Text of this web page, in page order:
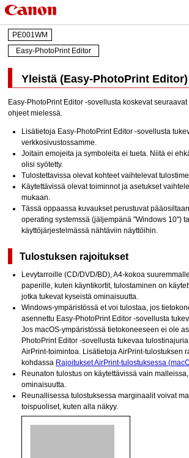
PE001WM
Easy-PhotoPrint Editor
Yleistä (Easy-PhotoPrint Editor)
Easy-PhotoPrint Editor -sovellusta koskevat
ohjeet mielessä.
Lisätietoja Easy-PhotoPrint Editor -sovellusta
verkkosivustossamme.
Joitain emojeita ja symboleita ei tueta. Niitä ei
olisi syötetty.
Tulostettavissa olevat kohteet vaihtelevat
Käytettävissä olevat toiminnot ja asetukset
mukaan.
Tässä oppaassa kuvaukset perustuvat
operating systemssä (jäljempänä "Windows 10")
käyttöjärjestelmässä nähtäviin näyttöihin.
Tulostuksen rajoitukset
Levytarroille (CD/DVD/BD), A4-kokoa
paperille, kuten käyntikortit, tulostaminen on
jotka tukevat kyseistä ominaisuutta.
Windows-ympäristössä et voi tulostaa, jos
asennettu Easy-PhotoPrint Editor -sovellusta
JosmacOS-ympäristössä tietokoneeseen ei ole
PhotoPrint Editor -sovellusta tukevaa
AirPrint-toimintoa. LisätietojaAirPrint-tulostuksen
kohdassa Rajoitukset AirPrint-tulostuksessa (
Reunaton tulostus on käytettävissä vain
ominaisuutta.
Reunallisessa tulostuksessa marginaalit voivat
toispuoliset, kuten alla näkyy.